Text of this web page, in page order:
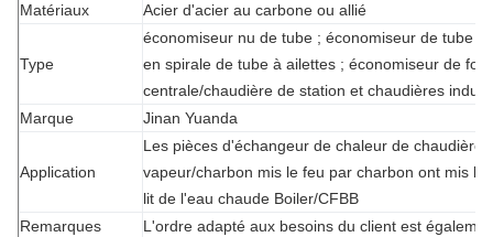
Matériaux Acier d'acier au carbone ou allié
Type
économiseur nu de tube ; économiseur de tube à
en spirale de tube à ailettes ; économiseur de
centrale/chaudière de station et chaudières
Marque
Jinan Yuanda
Application
Les pièces d'échangeur de chaleur de chaudière
vapeur/charbon mis le feu par charbon ont mis le
lit de l'eau chaude Boiler/CFBB
Remarques
L'ordre adapté aux besoins du client est